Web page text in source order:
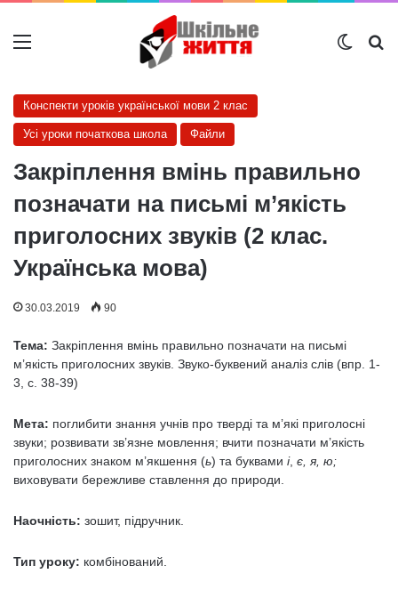
Меню
Конспекти уроків української мови 2 клас
Усі уроки початкова школа Файли
Закріплення вмінь правильно
позначати на письмі м’якість
приголосних звуків (2 клас.
Українська мова)
30.03.2019 90
Тема: Закріплення вмінь правильно позначати на письмі
м’якість приголосних звуків. Звуко-буквений аналіз слів (впр. 1-
3, с. 38-39)
Мета: поглибити знання учнів про тверді та м’які приголосні
звуки; розвивати зв’язне мовлення; вчити позначати м’якість
приголосних знаком м’якшення (ь) та буквами і, є, я, ю;
виховувати бережливе ставлення до природи.
Наочність: зошит, підручник.
Тип уроку: комбінований.